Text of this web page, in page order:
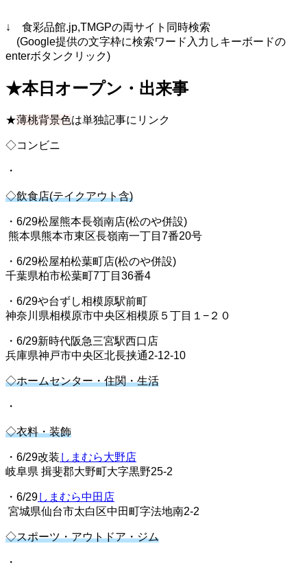
↓ 食彩品館.jp,TMGPの両サイト同時検索
(Google提供の文字枠に検索ワード入力しキーボードの
enterボタンクリック)
★本日オープン・出来事
★薄桃背景色は単独記事にリンク
◇コンビニ
・
◇飲食店(テイクアウト含)
・6/29松屋熊本長嶺南店(松のや併設)
熊本県熊本市東区長嶺南一丁目7番20号
・6/29松屋柏松葉町店(松のや併設)
千葉県柏市松葉町7丁目36番4
・6/29や台ずし相模原駅前町
神奈川県相模原市中央区相模原５丁目１−２０
・6/29新時代阪急三宮駅西口店
兵庫県神戸市中央区北長挟通2-12-10
◇ホームセンター・住関・生活
・
◇衣料・装飾
・6/29改装 しまむら大野店
岐阜県 揖斐郡大野町大字黒野25-2
・6/29しまむら中田店
宮城県仙台市太白区中田町字法地南2-2
◇スポーツ・アウトドア・ジム
・